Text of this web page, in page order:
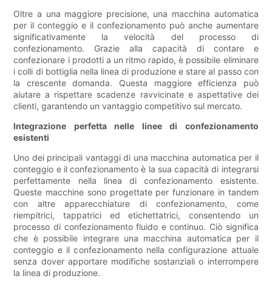
Oltre a una maggiore precisione, una macchina automatica
per il conteggio e il confezionamento può anche aumentare
significativamente la velocità del processo di
confezionamento. Grazie alla capacità di contare e
confezionare i prodotti a un ritmo rapido, è possibile eliminare
i colli di bottiglia nella linea di produzione e stare al passo con
la crescente domanda. Questa maggiore efficienza può
aiutare a rispettare scadenze ravvicinate e aspettative dei
clienti, garantendo un vantaggio competitivo sul mercato.
Integrazione perfetta nelle linee di confezionamento
esistenti
Uno dei principali vantaggi di una macchina automatica per il
conteggio e il confezionamento è la sua capacità di integrarsi
perfettamente nella linea di confezionamento esistente.
Queste macchine sono progettate per funzionare in tandem
con altre apparecchiature di confezionamento, come
riempitrici, tappatrici ed etichettatrici, consentendo un
processo di confezionamento fluido e continuo. Ciò significa
che è possibile integrare una macchina automatica per il
conteggio e il confezionamento nella configurazione attuale
senza dover apportare modifiche sostanziali o interrompere
la linea di produzione.